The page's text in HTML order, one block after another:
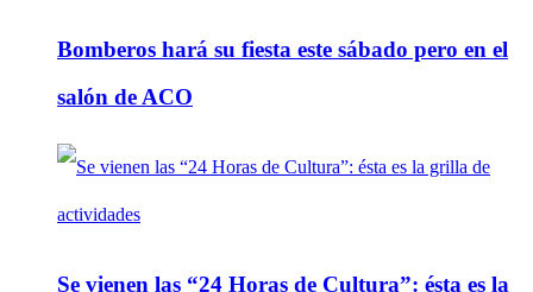
Bomberos hará su fiesta este sábado pero en el
salón de ACO
Se vienen las “24 Horas de Cultura”: ésta es la